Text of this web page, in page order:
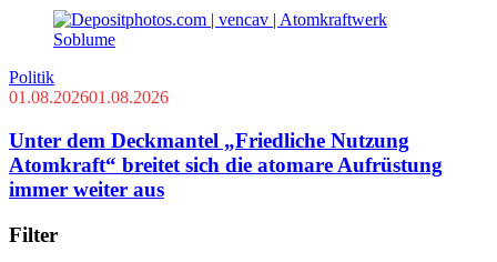
Politik
01.08.202601.08.2026
Unter dem Deckmantel „Friedliche Nutzung
Atomkraft“ breitet sich die atomare Aufrüstung
immer weiter aus
Filter